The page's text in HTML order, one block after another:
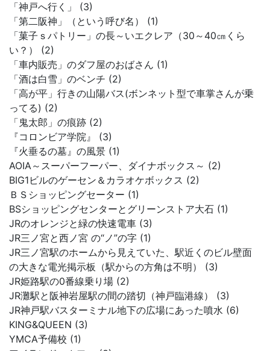
「神戸へ行く」 (3)
「第二阪神」（という呼び名） (1)
「菓子ｓパトリー」の長～いエクレア（30～40㎝くら
い？） (2)
「車内販売」のダフ屋のおばさん (1)
「酒は白雪」のベンチ (2)
「高が平」行きの山陽バス(ボンネット型で車掌さんが乗
ってる) (2)
「鬼太郎」の痕跡 (2)
『コロンビア学院』 (3)
『火垂るの墓』の風景 (1)
AOIA～スーパーフーパー、ダイナボックス～ (2)
BIG1ビルのゲーセン＆カラオケボックス (2)
ＢＳショッピングセーター (1)
BSショッピングセンターとグリーンストア大石 (1)
JRのオレンジと緑の快速電車 (3)
JR三ノ宮と西ノ宮 の“ノ”の字 (1)
JR三ノ宮駅のホームから見えていた、駅近くのビル壁面
の大きな電光掲示板（駅からの方角は不明） (3)
JR姫路駅の0番線乗り場 (2)
JR灘駅と阪神岩屋駅の間の踏切（神戸臨港線） (3)
JR神戸駅バスターミナル地下の広場にあった噴水 (6)
KING&QUEEN (3)
YMCA予備校 (1)